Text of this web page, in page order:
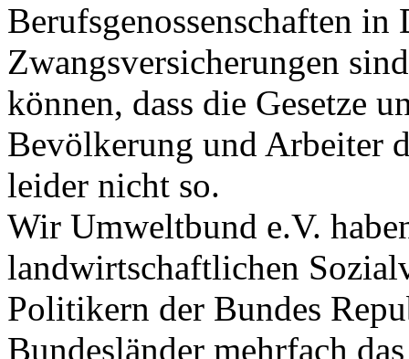
Berufsgenossenschaften
Zwangsversicherungen
können, dass die Gesetze
Bevölkerung und Arbeiter
leider nicht so.
Wir Umweltbund e.V.
landwirtschaftlichen
Politikern der Bundes
Bundesländer mehrfach